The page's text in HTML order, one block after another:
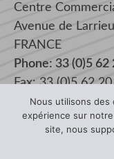
Centre
Avenue de
FRANCE
Phone: 33 (0)5 62
Fax: 33 (0)5 62
Curving
Nous utilisons des
expérience sur
site, nous